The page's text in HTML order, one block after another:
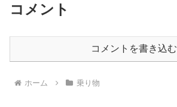
コメント
コメントを書き込む
ホーム 乗り物